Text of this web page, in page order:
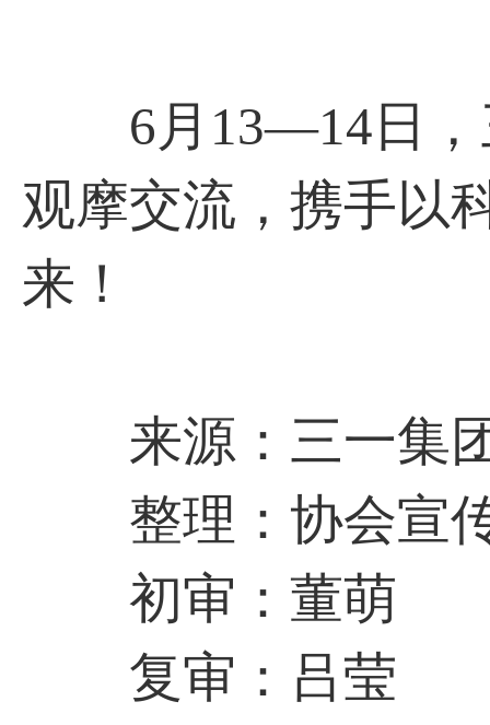
6月13—14日，
观摩交流，携手以
来！
来源：三一集
整理：协会宣
初审：董萌
复审：吕莹